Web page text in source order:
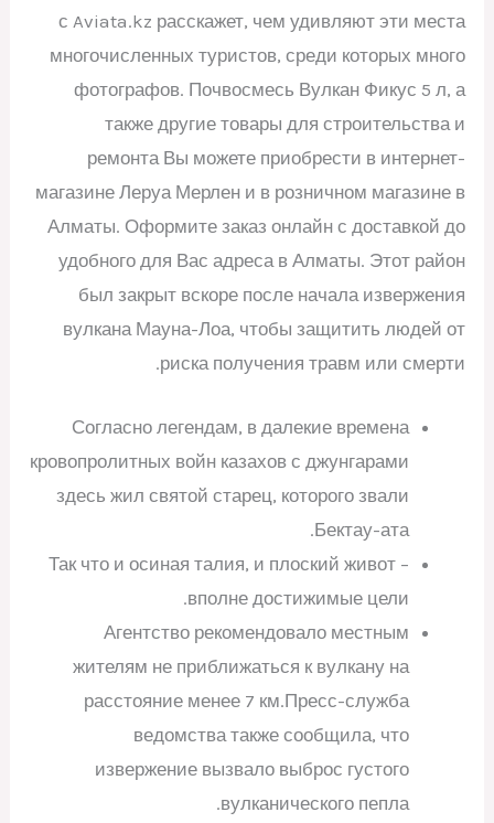
с Aviata.kz расскажет, чем удивляют эти места
многочисленных туристов, среди которых много
фотографов. Почвосмесь Вулкан Фикус 5 л, а
также другие товары для строительства и
ремонта Вы можете приобрести в интернет-
магазине Леруа Мерлен и в розничном магазине в
Алматы. Оформите заказ онлайн с доставкой до
удобного для Вас адреса в Алматы. Этот район
был закрыт вскоре после начала извержения
вулкана Мауна-Лоа, чтобы защитить людей от
риска получения травм или смерти.
Согласно легендам, в далекие времена
кровопролитных войн казахов с джунгарами
здесь жил святой старец, которого звали
Бектау-ата.
Так что и осиная талия, и плоский живот –
вполне достижимые цели.
Агентство рекомендовало местным
жителям не приближаться к вулкану на
расстояние менее 7 км.Пресс-служба
ведомства также сообщила, что
извержение вызвало выброс густого
вулканического пепла.